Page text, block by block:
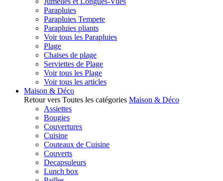
Parapluies
Parapluies Tempete
Parapluies pliants
Voir tous les Parapluies
Plage
Chaises de plage
Serviettes de Plage
Voir tous les Plage
Voir tous les articles
Maison & Déco
Retour vers Toutes les catégories Maison & Déco
Assiettes
Bougies
Couvertures
Cuisine
Couteaux de Cuisine
Couverts
Decapsuleurs
Lunch box